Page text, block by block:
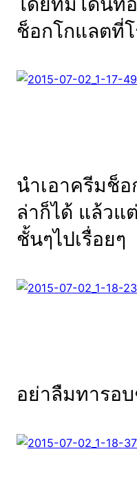
ช็อกโกแลตที่
นำเอาครีมช็
ล่าก็ได้ แล้วแ
ชั้นๆไปเรื่อยๆ
อย่าลืมทารอบ